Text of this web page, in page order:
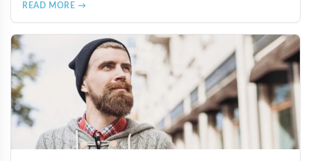
者更好地恢復性功能健康。
READ MORE →